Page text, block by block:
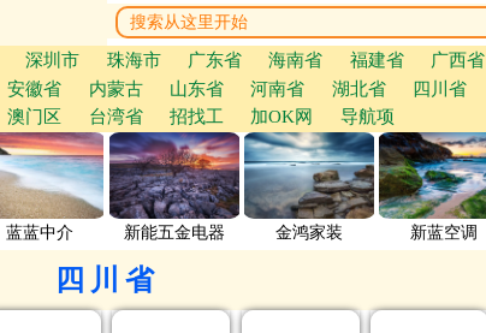
深圳市 珠海市 广东省 海南省 福建省 广西省
安徽省 内蒙古 山东省 河南省 湖北省 四川省
澳门区 台湾省 招找工 加OK网 导航项
蓝蓝中介 新能五金电器 金鸿家装 新蓝空调
四川省